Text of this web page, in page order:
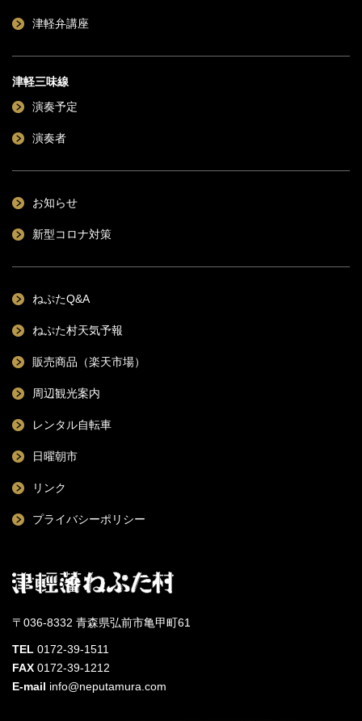
津軽弁講座
津軽三味線
演奏予定
演奏者
お知らせ
新型コロナ対策
ねぷたQ&A
ねぷた村天気予報
販売商品（楽天市場）
周辺観光案内
レンタル自転車
日曜朝市
リンク
プライバシーポリシー
〒036-8332 青森県弘前市亀甲町61
TEL 0172-39-1511
FAX 0172-39-1212
E-mail info@neputamura.com